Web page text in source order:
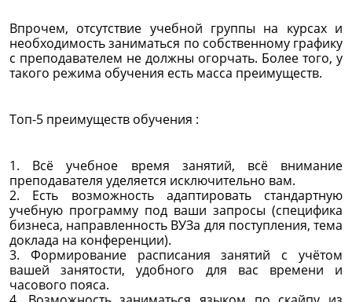
Впрочем, отсутствие учебной группы на курсах и
необходимость заниматься по собственному графику
с преподавателем не должны огорчать. Более того, у
такого режима обучения есть масса преимуществ.
Топ-5 преимуществ обучения :
1. Всё учебное время занятий, всё внимание
преподавателя уделяется исключительно вам.
2. Есть возможность адаптировать стандартную
учебную программу под ваши запросы (специфика
бизнеса, направленность ВУЗа для поступления, тема
доклада на конференции).
3. Формирование расписания занятий с учётом
вашей занятости, удобного для вас времени и
часового пояса.